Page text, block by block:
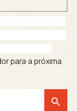
para a próxima
search